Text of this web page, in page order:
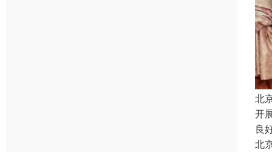
北
开
良
北